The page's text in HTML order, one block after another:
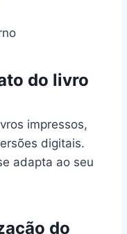
do livro
impressos,
digitais.
adapta ao seu
do